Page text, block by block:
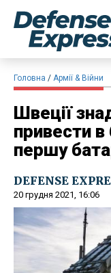
Головна Армії & Війни
Швеції
привести в
першу
DEFENSE
20 грудня 2021, 16:06